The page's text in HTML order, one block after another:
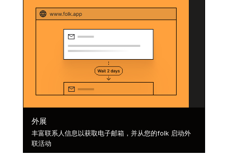
外展
丰富联系人信息以获取电子邮箱，并从您的folk 启动外
联活动